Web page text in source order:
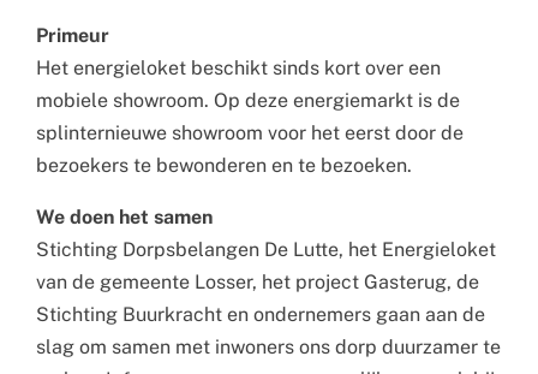
Primeur
Het energieloket beschikt sinds kort over een
mobiele showroom. Op deze energiemarkt is de
splinternieuwe showroom voor het eerst door de
bezoekers te bewonderen en te bezoeken.
We doen het samen
Stichting Dorpsbelangen De Lutte, het Energieloket
van de gemeente Losser, het project Gasterug, de
Stichting Buurkracht en ondernemers gaan aan de
slag om samen met inwoners ons dorp duurzamer te